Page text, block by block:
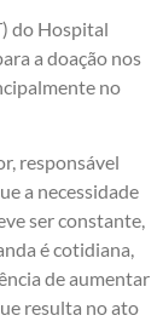
do Hospital
a doação nos
no
responsável
a necessidade
ser constante,
é cotidiana,
de aumentar
resulta no ato